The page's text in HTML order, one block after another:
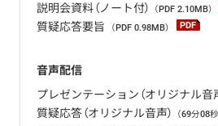
説明会資料（ノート付） （PDF 2.10MB）
質疑応答要旨 （PDF 0.98MB）
音声配信
プレゼンテーション（オリジナル音
質疑応答（オリジナル音声）
（69分08秒